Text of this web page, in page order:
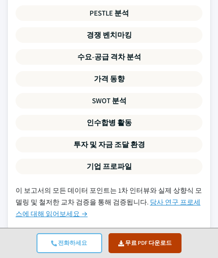
전화하세요 무료 PDF 다운로드
PESTLE 분석
경쟁 벤치마킹
수요-공급 격차 분석
가격 동향
SWOT 분석
인수합병 활동
투자 및 자금 조달 환경
기업 프로파일
이 보고서의 모든 데이터 포인트는 1차 인터뷰와 실제 상향식 모
델링 및 철저한 교차 검증을 통해 검증됩니다. 당사 연구 프로세
스에 대해 읽어보세요 →